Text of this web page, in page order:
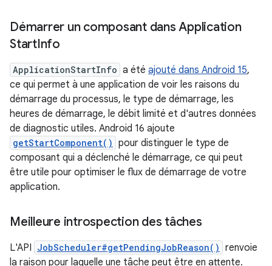
Démarrer un composant dans Application
StartInfo
ApplicationStartInfo a été ajouté dans Android 15,
ce qui permet à une application de voir les raisons du
démarrage du processus, le type de démarrage, les
heures de démarrage, le débit limité et d'autres données
de diagnostic utiles. Android 16 ajoute
getStartComponent() pour distinguer le type de
composant qui a déclenché le démarrage, ce qui peut
être utile pour optimiser le flux de démarrage de votre
application.
Meilleure introspection des tâches
L'API JobScheduler#getPendingJobReason() renvoie
la raison pour laquelle une tâche peut être en attente.